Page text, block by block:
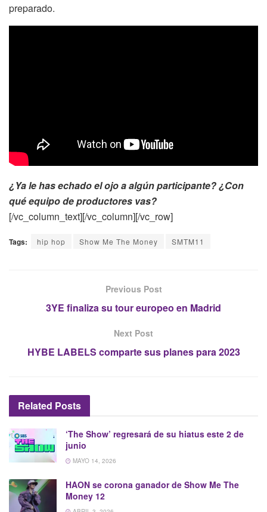
preparado.
¿Ya le has echado el ojo a algún participante? ¿Con
qué equipo de productores vas?
[/vc_column_text][/vc_column][/vc_row]
Tags: hip hop Show Me The Money SMTM11
Previous Post
3YE finaliza su tour europeo en Madrid
Next Post
HYBE LABELS comparte sus planes para 2023
Related Posts
‘The Show’ regresará de su hiatus este 2 de
junio
MAYO 14, 2026
HAON se corona ganador de Show Me The
Money 12